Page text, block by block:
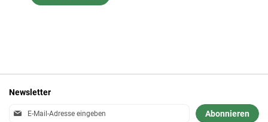
Newsletter
Anmeldung
Abonnieren